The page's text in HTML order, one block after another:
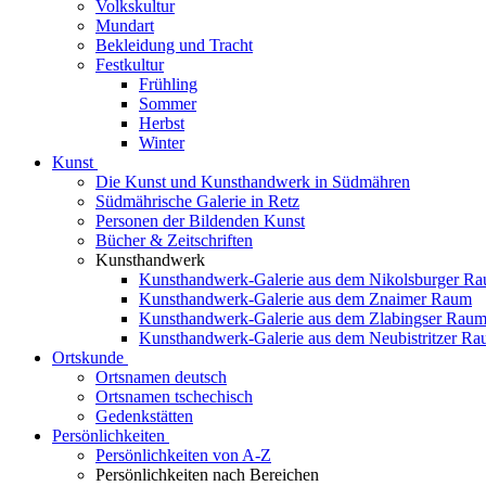
Volkskultur
Mundart
Bekleidung und Tracht
Festkultur
Frühling
Sommer
Herbst
Winter
Kunst
Die Kunst und Kunsthandwerk in Südmähren
Südmährische Galerie in Retz
Personen der Bildenden Kunst
Bücher & Zeitschriften
Kunsthandwerk
Kunsthandwerk-Galerie aus dem Nikolsburger
Kunsthandwerk-Galerie aus dem Znaimer Raum
Kunsthandwerk-Galerie aus dem Zlabingser Raum
Kunsthandwerk-Galerie aus dem Neubistritzer
Ortskunde
Ortsnamen deutsch
Ortsnamen tschechisch
Gedenkstätten
Persönlichkeiten
Persönlichkeiten von A-Z
Persönlichkeiten nach Bereichen